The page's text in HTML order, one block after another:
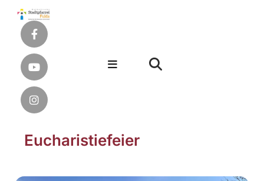
Eucharistiefeier